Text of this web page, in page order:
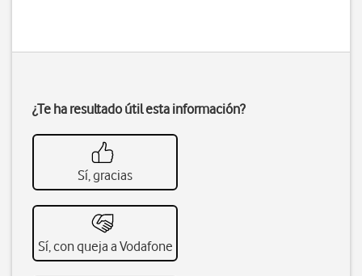
¿Te ha resultado útil esta información?
Sí, gracias
Sí, con queja a Vodafone